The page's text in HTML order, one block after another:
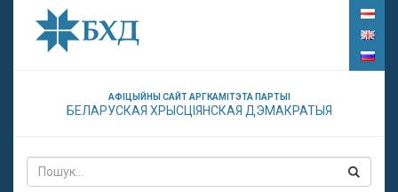
АФІЦЫЙНЫ САЙТ АРГКАМІТЭТА ПАРТЫІ
БЕЛАРУСКАЯ ХРЫСЦІЯНСКАЯ ДЭМАКРАТЫЯ